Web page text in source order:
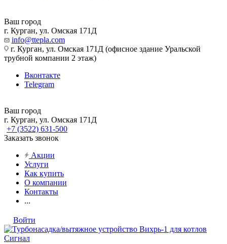
Ваш город
г. Курган, ул. Омская 171Д
info@ttepla.com
г. Курган, ул. Омская 171Д (офисное здание Уральской
трубной компании 2 этаж)
Вконтакте
Telegram
Ваш город
г. Курган, ул. Омская 171Д
+7 (3522) 631-500
Заказать звонок
Акции
Услуги
Как купить
О компании
Контакты
...
Войти